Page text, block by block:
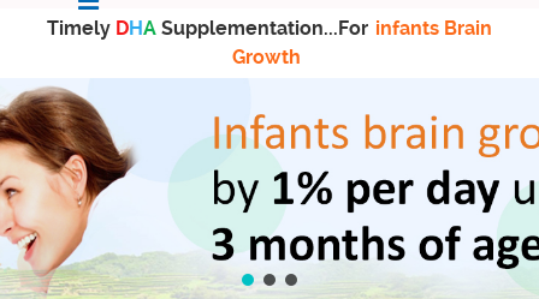
Timely DHA Supplementation...For infants Brain
Growth